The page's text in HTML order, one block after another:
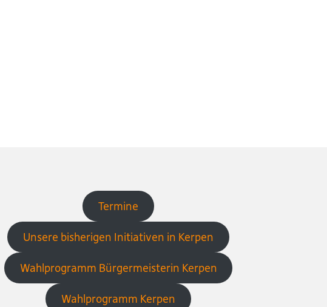
Termine
Unsere bisherigen Initiativen in Kerpen
Wahlprogramm Bürgermeisterin Kerpen
Wahlprogramm Kerpen